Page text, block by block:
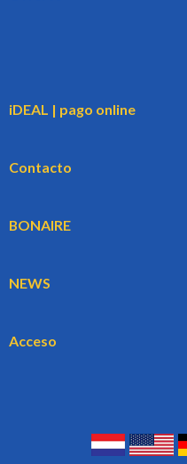
iDEAL | pago online
Contacto
BONAIRE
NEWS
Acceso